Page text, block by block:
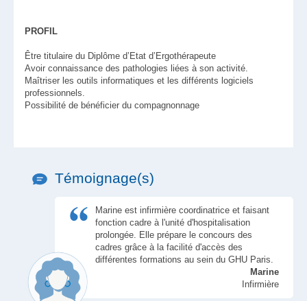
PROFIL
Être titulaire du Diplôme d’Etat d’Ergothérapeute
Avoir connaissance des pathologies liées à son activité.
Maîtriser les outils informatiques et les différents logiciels
professionnels.
Possibilité de bénéficier du compagnonnage
Témoignage(s)
Marine est infirmière coordinatrice et faisant
fonction cadre à l'unité d'hospitalisation
prolongée. Elle prépare le concours des
cadres grâce à la facilité d'accès des
différentes formations au sein du GHU Paris.
Marine
Infirmière